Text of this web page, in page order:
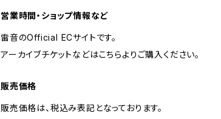
営業時間・ショップ情報など
雷音のOfficial ECサイトです。
アーカイブチケットなどはこちらよりご購入ください。
販売価格
販売価格は、税込み表記となっております。